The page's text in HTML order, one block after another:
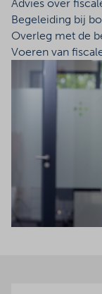
Advies over
Begeleiding bij
Overleg met de
Voeren van